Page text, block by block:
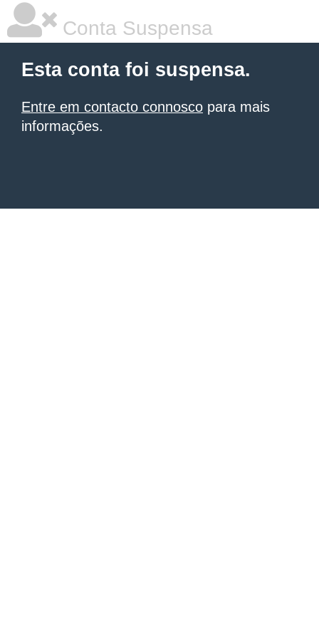
Conta Suspensa
Esta conta foi suspensa.
Entre em contacto connosco para mais
informações.